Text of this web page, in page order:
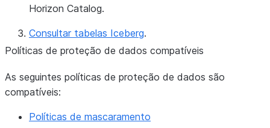
Horizon Catalog.
Consultar tabelas Iceberg.
Políticas de proteção de dados compatíveis
As seguintes políticas de proteção de dados são
compatíveis:
Políticas de mascaramento